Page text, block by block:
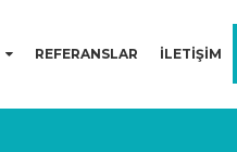
REFERANSLAR İLETİŞİM